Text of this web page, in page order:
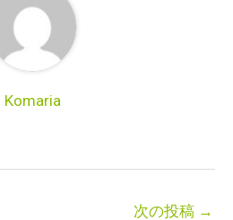
Komaria
次の投稿 →